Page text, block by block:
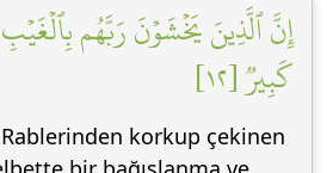
إِنَّ ٱلَّذِينَ يَخۡشَوۡنَ رَبَّهُم
كَبِيرٞ [١٢]
korkup çekinen